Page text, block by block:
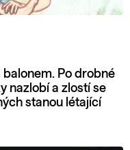
balonem. Po drobné
nazlobí a zlostí se
stanou létající